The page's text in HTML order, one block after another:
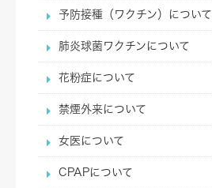
予防接種（ワクチン）について
肺炎球菌ワクチンについて
花粉症について
禁煙外来について
女医について
CPAPについて